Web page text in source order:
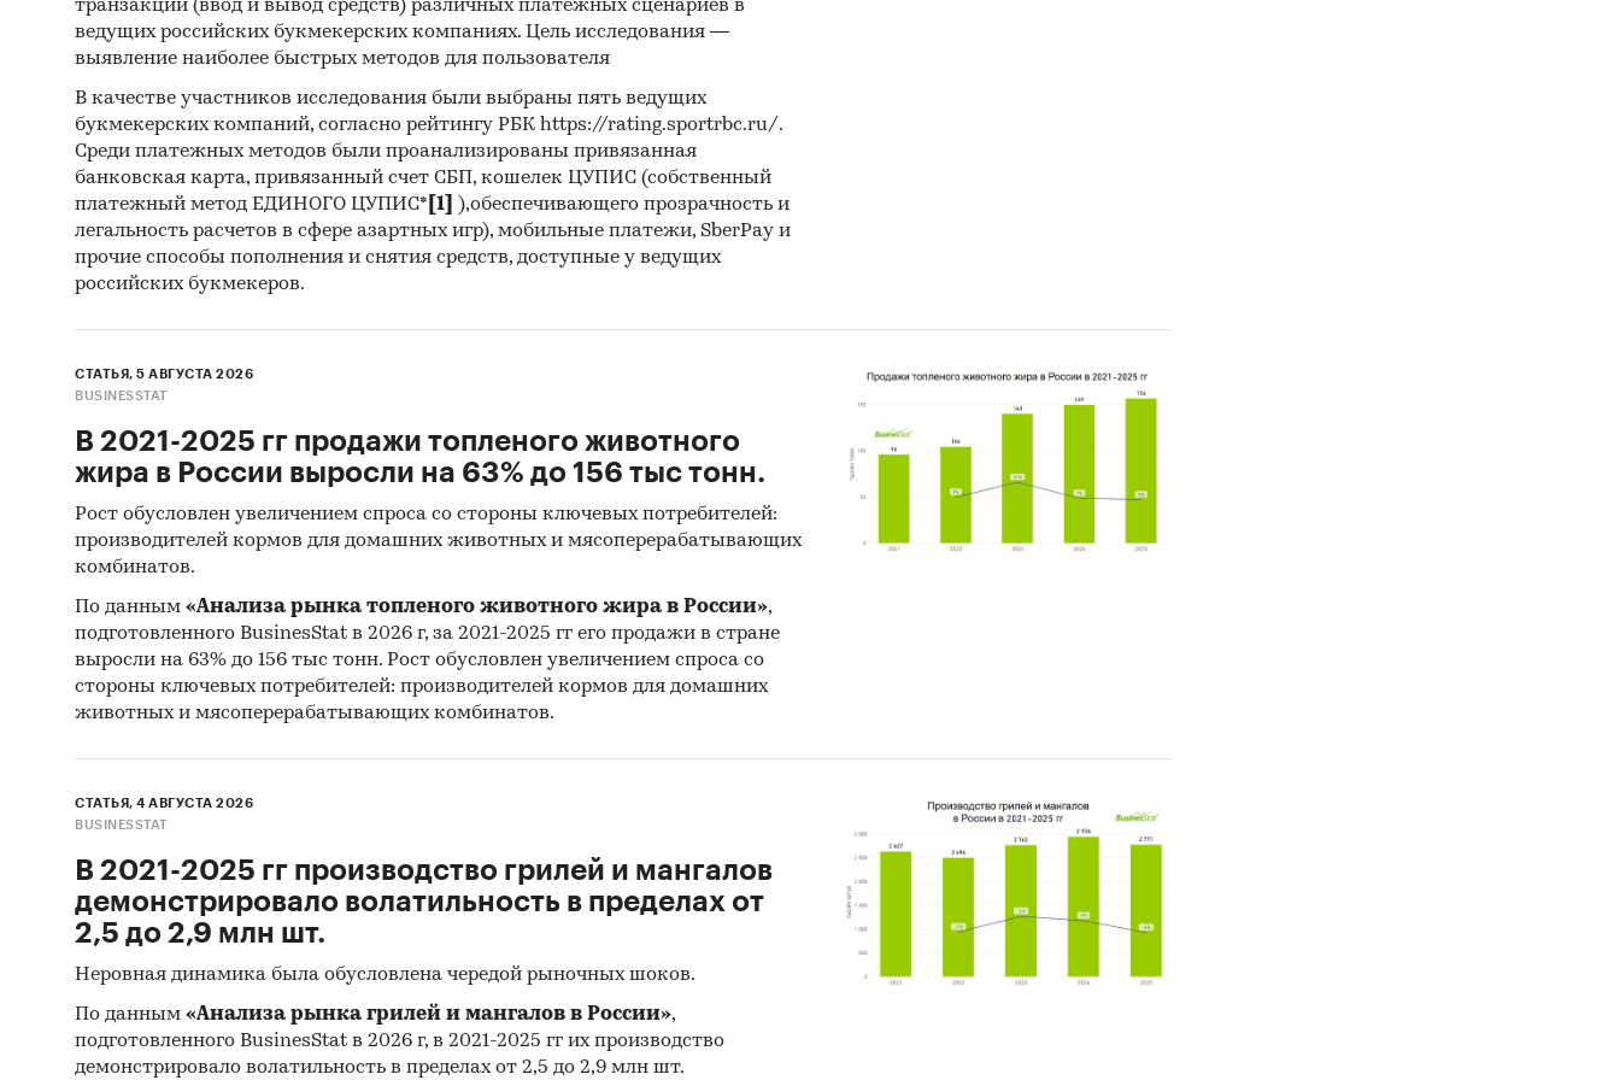
транзакций (ввод и вывод средств) различных платежных сценариев в
ведущих российских букмекерских компаниях. Цель исследования —
выявление наиболее быстрых методов для пользователя
В качестве участников исследования были выбраны пять ведущих
букмекерских компаний, согласно рейтингу РБК https://rating.sportrbc.ru/.
Среди платежных методов были проанализированы привязанная
банковская карта, привязанный счет СБП, кошелек ЦУПИС (собственный
платежный метод ЕДИНОГО ЦУПИС* [1]
),обеспечивающего прозрачность и
легальность расчетов в сфере азартных игр), мобильные платежи, SberPay и
прочие способы пополнения и снятия средств, доступные у ведущих
российских букмекеров.
СТАТЬЯ, 5 АВГУСТА 2026
BUSINESSTAT
В 2021-2025 гг продажи топленого животного
жира в России выросли на 63% до 156 тыс тонн.
Рост обусловлен увеличением спроса со стороны ключевых потребителей:
производителей кормов для домашних животных и мясоперерабатывающих
комбинатов.
По данным «Анализа рынка топленого животного жира в России»,
подготовленного BusinesStat в 2026 г, за 2021-2025 гг его продажи в стране
выросли на 63% до 156 тыс тонн. Рост обусловлен увеличением спроса со
стороны ключевых потребителей: производителей кормов для домашних
животных и мясоперерабатывающих комбинатов.
СТАТЬЯ, 4 АВГУСТА 2026
BUSINESSTAT
В 2021-2025 гг производство грилей и мангалов
демонстрировало волатильность в пределах от
2,5 до 2,9 млн шт.
Неровная динамика была обусловлена чередой рыночных шоков.
По данным «Анализа рынка грилей и мангалов в России»,
подготовленного BusinesStat в 2026 г, в 2021-2025 гг их производство
демонстрировало волатильность в пределах от 2,5 до 2,9 млн шт.